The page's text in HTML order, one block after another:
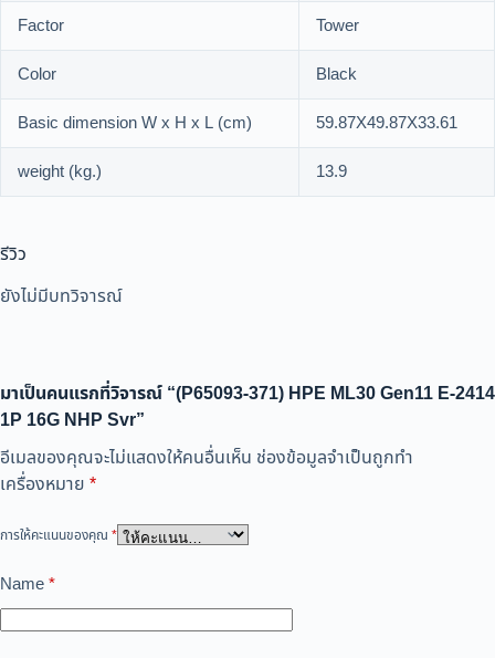
Factor
Tower
Color
Black
Basic dimension W x H x L (cm)
59.87X49.87X33.61
weight (kg.)
13.9
รีวิว
ยังไม่มีบทวิจารณ์
มาเป็นคนแรกที่วิจารณ์ “(P65093-371) HPE ML30 Gen11 E-2414
1P 16G NHP Svr”
อีเมลของคุณจะไม่แสดงให้คนอื่นเห็น ช่องข้อมูลจำเป็นถูกทำ
เครื่องหมาย *
การให้คะแนนของคุณ *
Name*